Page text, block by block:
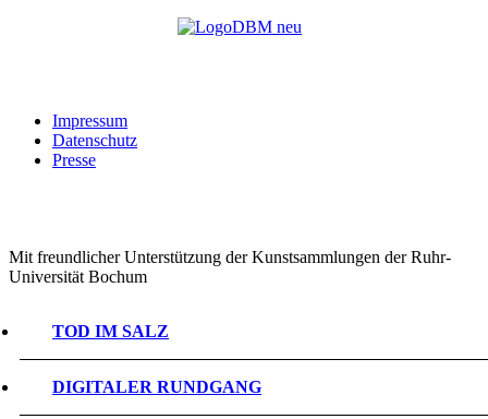
Impressum
Datenschutz
Presse
Mit freundlicher Unterstützung der Kunstsammlungen der Ruhr-
Universität Bochum
TOD IM SALZ
DIGITALER RUNDGANG